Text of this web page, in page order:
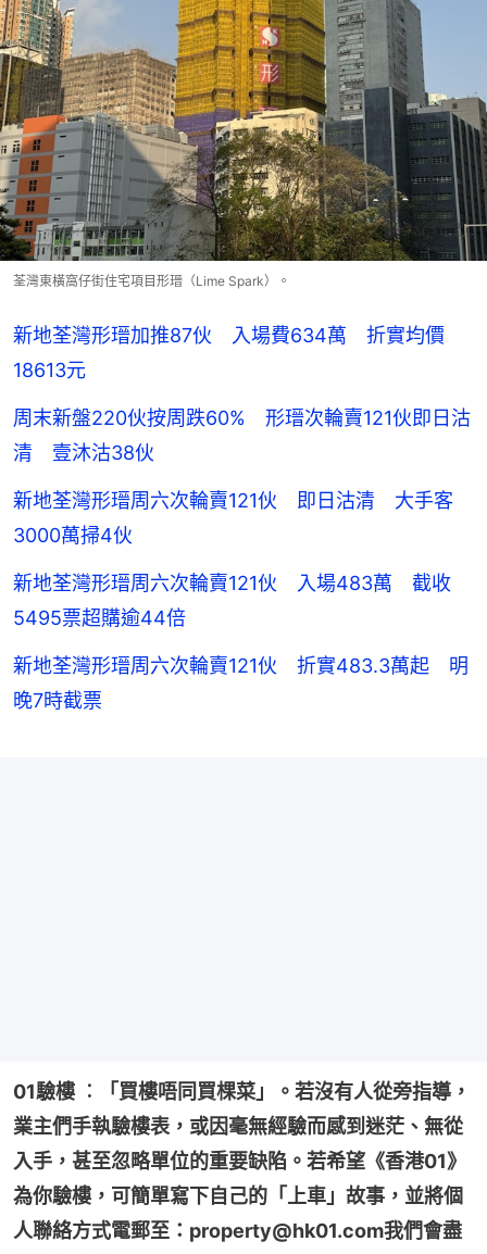
荃灣東橫窩仔街住宅項目形瑨（Lime Spark）。
新地荃灣形瑨加推87伙 入場費634萬 折實均價
18613元
周末新盤220伙按周跌60% 形瑨次輪賣121伙即日沽
清 壹沐沽38伙
新地荃灣形瑨周六次輪賣121伙 即日沽清 大手客
3000萬掃4伙
新地荃灣形瑨周六次輪賣121伙 入場483萬 截收
5495票超購逾44倍
新地荃灣形瑨周六次輪賣121伙 折實483.3萬起 明
晚7時截票
01驗樓 ︰「買樓唔同買棵菜」。若沒有人從旁指導，
業主們手執驗樓表，或因毫無經驗而感到迷茫、無從
入手，甚至忽略單位的重要缺陷。若希望《香港01》
為你驗樓，可簡單寫下自己的「上車」故事，並將個
人聯絡方式電郵至：property@hk01.com我們會盡